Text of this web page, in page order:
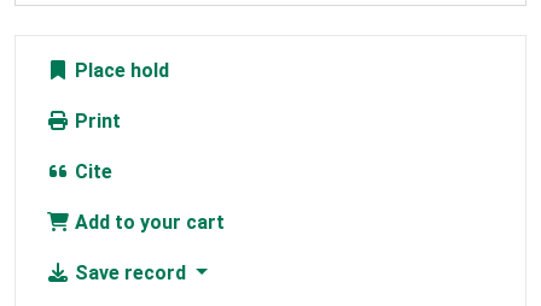
Place hold
Print
Cite
Add to your cart
Save record